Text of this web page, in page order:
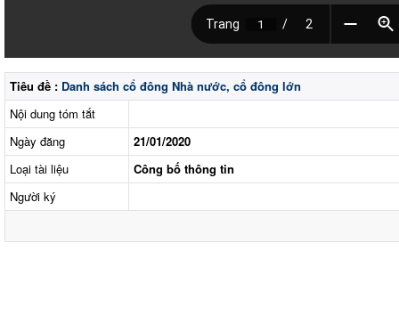
Tiêu đề : Danh sách cổ đông Nhà nước, cổ đông lớn
Nội dung tóm tắt
Ngày đăng
21/01/2020
Loại tài liệu
Công bố thông tin
Người ký